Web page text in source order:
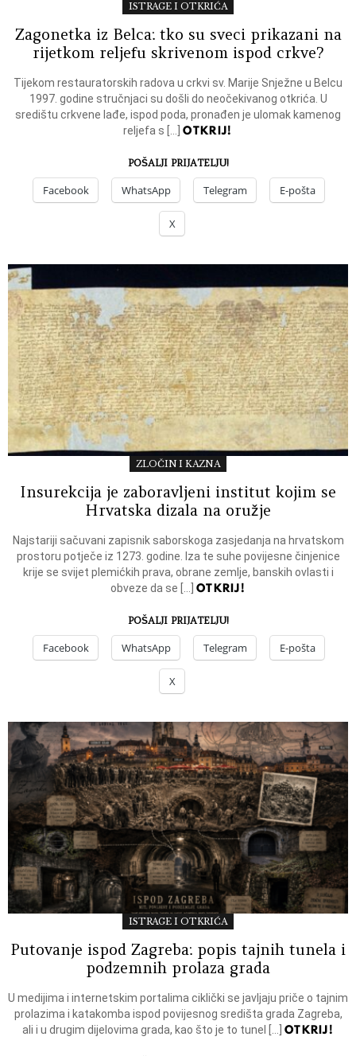
ISTRAGE I OTKRIĆA
Zagonetka iz Belca: tko su sveci prikazani na
rijetkom reljefu skrivenom ispod crkve?
Tijekom restauratorskih radova u crkvi sv. Marije Snježne u Belcu
1997. godine stručnjaci su došli do neočekivanog otkrića. U
središtu crkvene lađe, ispod poda, pronađen je ulomak kamenog
reljefa s […]OTKRIJ!
POŠALJI PRIJATELJU!
Facebook WhatsApp Telegram E-pošta
X
ZLOČIN I KAZNA
Insurekcija je zaboravljeni institut kojim se
Hrvatska dizala na oružje
Najstariji sačuvani zapisnik saborskoga zasjedanja na hrvatskom
prostoru potječe iz 1273. godine. Iza te suhe povijesne činjenice
krije se svijet plemićkih prava, obrane zemlje, banskih ovlasti i
obveze da se […] OTKRIJ!
POŠALJI PRIJATELJU!
Facebook WhatsApp Telegram E-pošta
X
ISTRAGE I OTKRIĆA
Putovanje ispod Zagreba: popis tajnih tunela i
podzemnih prolaza grada
U medijima i internetskim portalima ciklički se javljaju priče o tajnim
prolazima i katakomba ispod povijesnog središta grada Zagreba,
ali i u drugim dijelovima grada, kao što je to tunel […] OTKRIJ!